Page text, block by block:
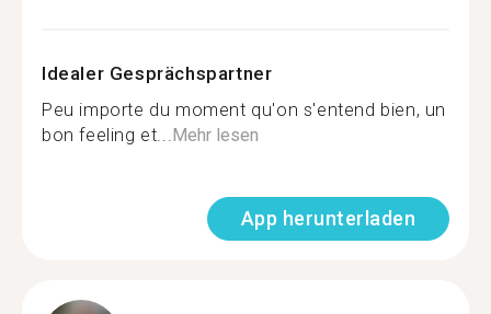
Idealer Gesprächspartner
Peu importe du moment qu'on s'entend bien, un
bon feeling et...Mehr lesen
App herunterladen